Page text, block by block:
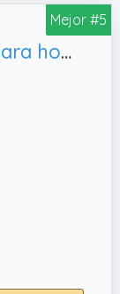
y
mochilas
colocar
cosa.
Mejor #5
LHI Gran mochila militar para hombres, 35L